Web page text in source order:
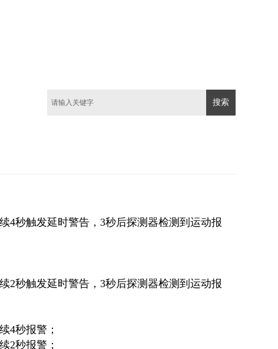
搜索
4秒触发延时警告，3秒后探测器检测到运动报
2秒触发延时警告，3秒后探测器检测到运动报
4秒报警；
2秒报警；